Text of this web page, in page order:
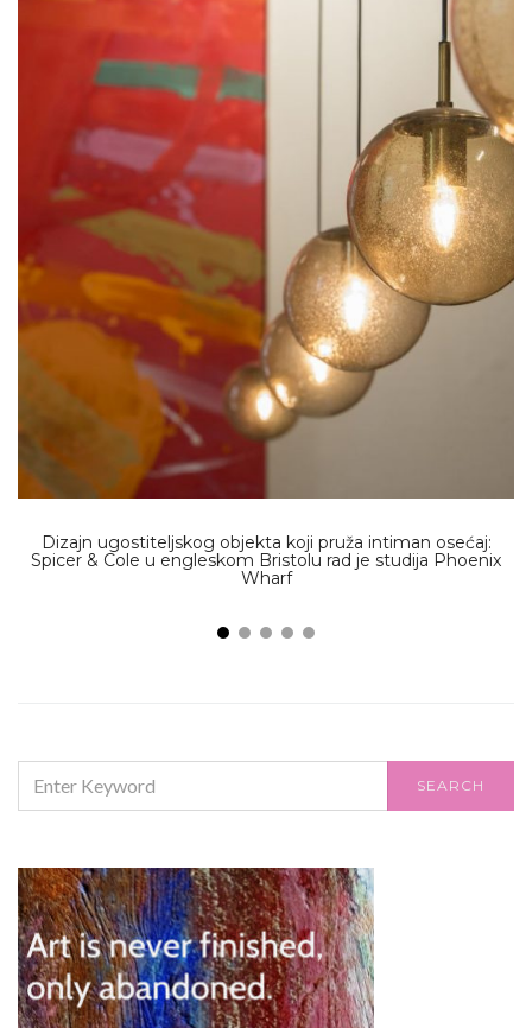
Dizajn ugostiteljskog objekta koji pruža intiman osećaj:
Spicer & Cole u engleskom Bristolu rad je studija Phoenix
Wharf
FOR:
SEARCH